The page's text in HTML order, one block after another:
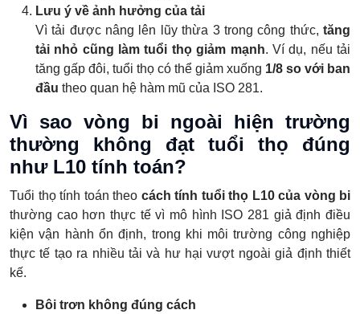
Lưu ý về ảnh hưởng của tải
Vì tải được nâng lên lũy thừa 3 trong công thức, tăng
tải nhỏ cũng làm tuổi thọ giảm mạnh. Ví dụ, nếu tải
tăng gấp đôi, tuổi thọ có thể giảm xuống 1/8 so với ban
đầu theo quan hệ hàm mũ của ISO 281.
Vì sao vòng bi ngoài hiện trường
thường không đạt tuổi thọ đúng
như L10 tính toán?
Tuổi thọ tính toán theo cách tính tuổi thọ L10 của vòng bi
thường cao hơn thực tế vì mô hình ISO 281 giả định điều
kiện vận hành ổn định, trong khi môi trường công nghiệp
thực tế tạo ra nhiều tải và hư hại vượt ngoài giả định thiết
kế.
Bôi trơn không đúng cách